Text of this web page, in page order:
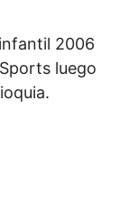
2006
luego